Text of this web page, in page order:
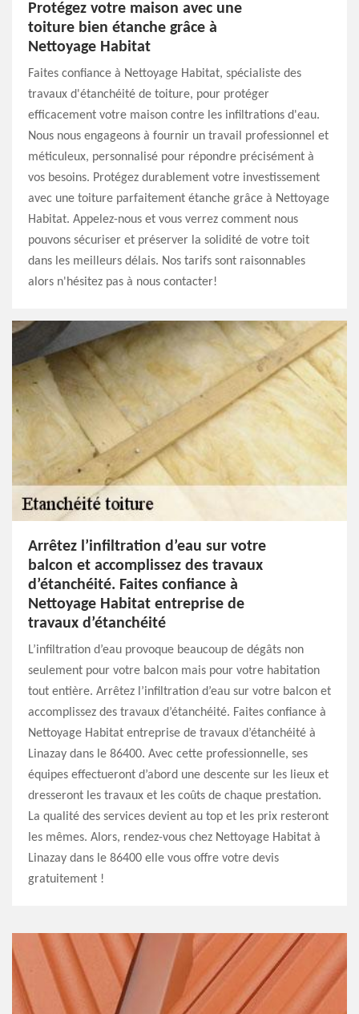
Protégez votre maison avec une
toiture bien étanche grâce à
Nettoyage Habitat
Faites confiance à Nettoyage Habitat, spécialiste des
travaux d'étanchéité de toiture, pour protéger
efficacement votre maison contre les infiltrations d'eau.
Nous nous engageons à fournir un travail professionnel et
méticuleux, personnalisé pour répondre précisément à
vos besoins. Protégez durablement votre investissement
avec une toiture parfaitement étanche grâce à Nettoyage
Habitat. Appelez-nous et vous verrez comment nous
pouvons sécuriser et préserver la solidité de votre toit
dans les meilleurs délais. Nos tarifs sont raisonnables
alors n'hésitez pas à nous contacter!
Arrêtez l’infiltration d’eau sur votre
balcon et accomplissez des travaux
d’étanchéité. Faites confiance à
Nettoyage Habitat entreprise de
travaux d’étanchéité
L’infiltration d’eau provoque beaucoup de dégâts non
seulement pour votre balcon mais pour votre habitation
tout entière. Arrêtez l’infiltration d’eau sur votre balcon et
accomplissez des travaux d’étanchéité. Faites confiance à
Nettoyage Habitat entreprise de travaux d’étanchéité à
Linazay dans le 86400. Avec cette professionnelle, ses
équipes effectueront d’abord une descente sur les lieux et
dresseront les travaux et les coûts de chaque prestation.
La qualité des services devient au top et les prix resteront
les mêmes. Alors, rendez-vous chez Nettoyage Habitat à
Linazay dans le 86400 elle vous offre votre devis
gratuitement !